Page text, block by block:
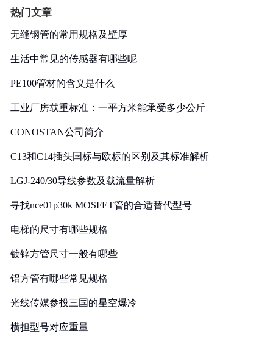
热门文章
无缝钢管的常用规格及壁厚
生活中常见的传感器有哪些呢
PE100管材的含义是什么
工业厂房载重标准：一平方米能承受多少公斤
CONOSTAN公司简介
C13和C14插头国标与欧标的区别及其标准解析
LGJ-240/30导线参数及载流量解析
寻找nce01p30k MOSFET管的合适替代型号
电梯的尺寸有哪些规格
镀锌方管尺寸一般有哪些
铝方管有哪些常见规格
光线传媒参投三国的星空爆冷
横担型号对应重量